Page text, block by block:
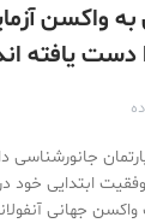
به واکسن
دست یافته
جانورشناسی
ابتدایی خود
جهانی